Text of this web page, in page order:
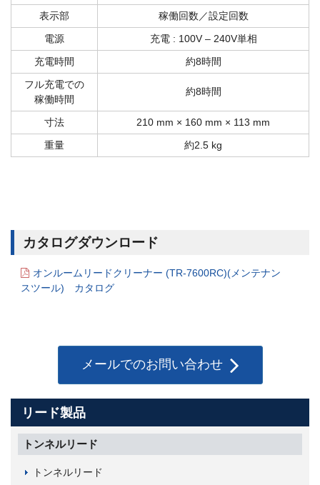
表示部
稼働回数／設定回数
電源
充電 : 100V – 240V単相
充電時間
約8時間
フル充電での
稼働時間
約8時間
寸法
210 mm × 160 mm × 113 mm
重量
約2.5 kg
カタログダウンロード
オンルームリードクリーナー (TR-7600RC)(メンテナン
スツール) カタログ
メールでのお問い合わせ
リード製品
トンネルリード
トンネルリード